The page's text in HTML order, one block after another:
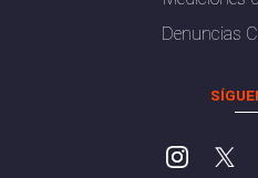
Denuncias